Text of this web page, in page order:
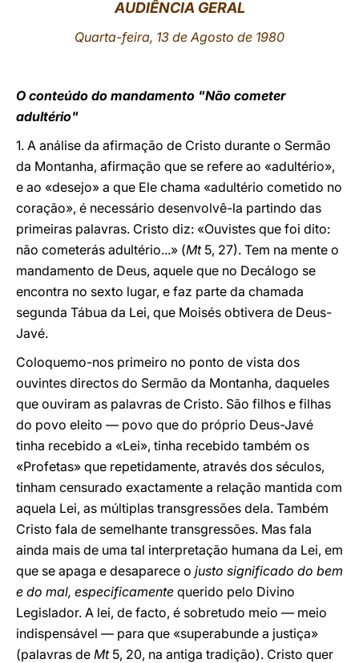
LATINE
AUDIÊNCIA GERAL
Quarta-feira, 13 de Agosto de 1980
O conteúdo do mandamento "Não cometer
adultério"
1. A análise da afirmação de Cristo durante o Sermão
da Montanha, afirmação que se refere ao «adultério»,
e ao «desejo» a que Ele chama «adultério cometido no
coração», é necessário desenvolvê-la partindo das
primeiras palavras. Cristo diz: «Ouvistes que foi dito:
não cometerás adultério...» (Mt5, 27). Tem na mente o
mandamento de Deus, aquele que no Decálogo se
encontra no sexto lugar, e faz parte da chamada
segunda Tábua da Lei, que Moisés obtivera de Deus-
Javé.
Coloquemo-nos primeiro no ponto de vista dos
ouvintes directos do Sermão da Montanha, daqueles
que ouviram as palavras de Cristo. São filhos e filhas
do povo eleito — povo que do próprio Deus-Javé
tinha recebido a «Lei», tinha recebido também os
«Profetas» que repetidamente, através dos séculos,
tinham censurado exactamente a relação mantida com
aquela Lei, as múltiplas transgressões dela. Também
Cristo fala de semelhante transgressões. Mas fala
ainda mais de uma tal interpretação humana da Lei, em
que se apaga e desaparece o justo significado do bem
e do mal, especificamente querido pelo Divino
Legislador. A lei, de facto, é sobretudo meio — meio
indispensável — para que «superabunde a justiça»
(palavras de Mt5, 20, na antiga tradição). Cristo quer